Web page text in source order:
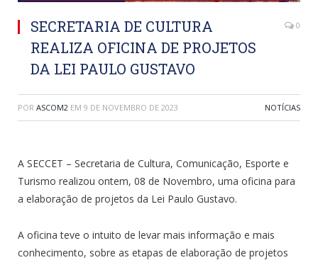
SECRETARIA DE CULTURA
REALIZA OFICINA DE PROJETOS
DA LEI PAULO GUSTAVO
0
POR ASCOM2 EM 9 DE NOVEMBRO DE 2023 NOTÍCIAS
A SECCET – Secretaria de Cultura, Comunicação, Esporte e
Turismo realizou ontem, 08 de Novembro, uma oficina para
a elaboração de projetos da Lei Paulo Gustavo.
A oficina teve o intuito de levar mais informação e mais
conhecimento, sobre as etapas de elaboração de projetos